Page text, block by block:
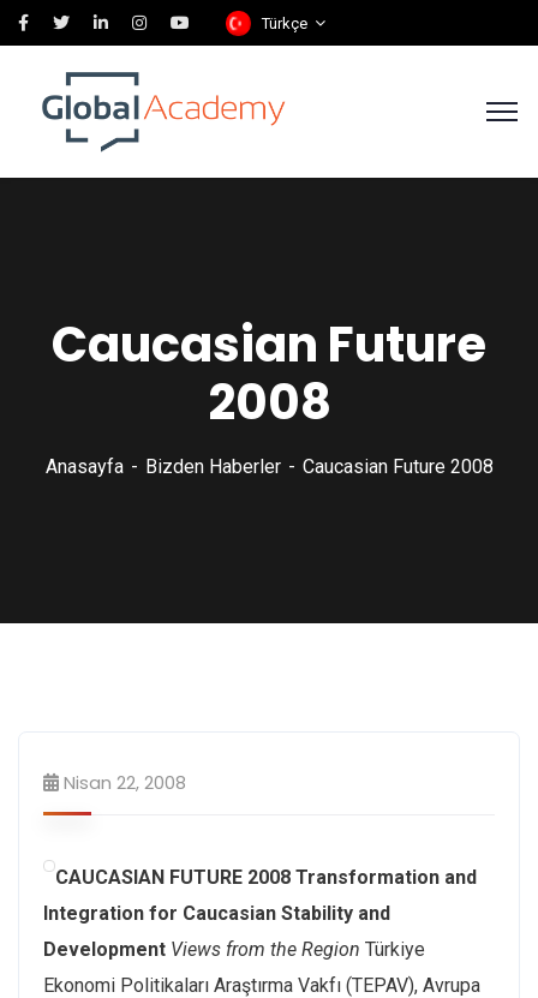
Türkçe
Caucasian Future
2008
Anasayfa Bizden Haberler Caucasian Future 2008
Nisan 22, 2008
CAUCASIAN FUTURE 2008 Transformation and
Integration for Caucasian Stability and
Development Views from the Region Türkiye
Ekonomi Politikaları Araştırma Vakfı (TEPAV), Avrupa